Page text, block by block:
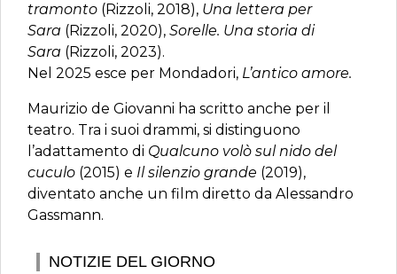
tramonto (Rizzoli, 2018), Una lettera per
Sara (Rizzoli, 2020), Sorelle. Una storia di
Sara (Rizzoli, 2023).
Nel 2025 esce per Mondadori, L’antico amore.
Maurizio de Giovanni ha scritto anche per il
teatro. Tra i suoi drammi, si distinguono
l’adattamento di Qualcuno volò sul nido del
cuculo (2015) e Il silenzio grande (2019),
diventato anche un film diretto da Alessandro
Gassmann.
NOTIZIE DEL GIORNO